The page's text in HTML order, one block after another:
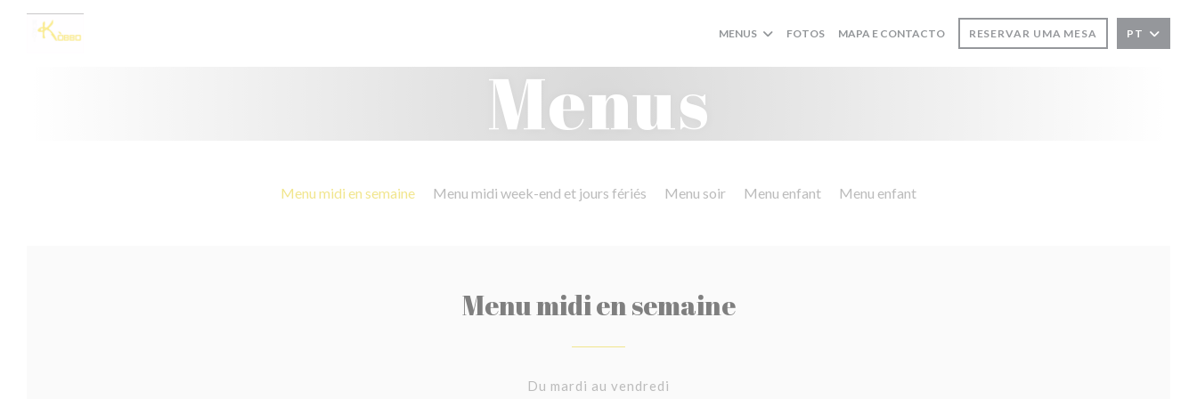
Painel de Gerenciamento de Cookies
MENUS FOTOS MAPA E CONTACTO RESERVAR UMA MESA PT
Menus
Menu midi en semaine Menu midi week-end et jours fériés Menu soir Menu enfant Menu enfant
Menu midi en semaine
Du mardi au vendredi